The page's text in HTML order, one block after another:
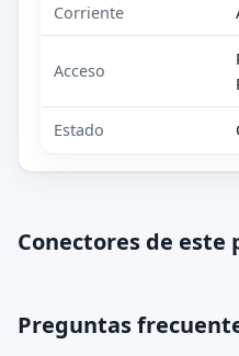
Corriente
Acceso
Estado
Conectores de este
Preguntas